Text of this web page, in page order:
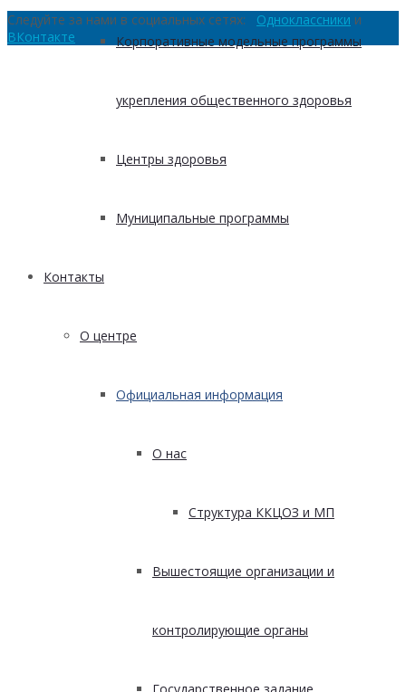
Корпоративные модельные программы
укрепления общественного здоровья
Центры здоровья
Муниципальные программы
Контакты
О центре
Официальная информация
О нас
Структура ККЦОЗ и МП
Вышестоящие организации и
контролирующие органы
Следуйте за нами в социальных сетях: Одноклассники и
ВКонтакте